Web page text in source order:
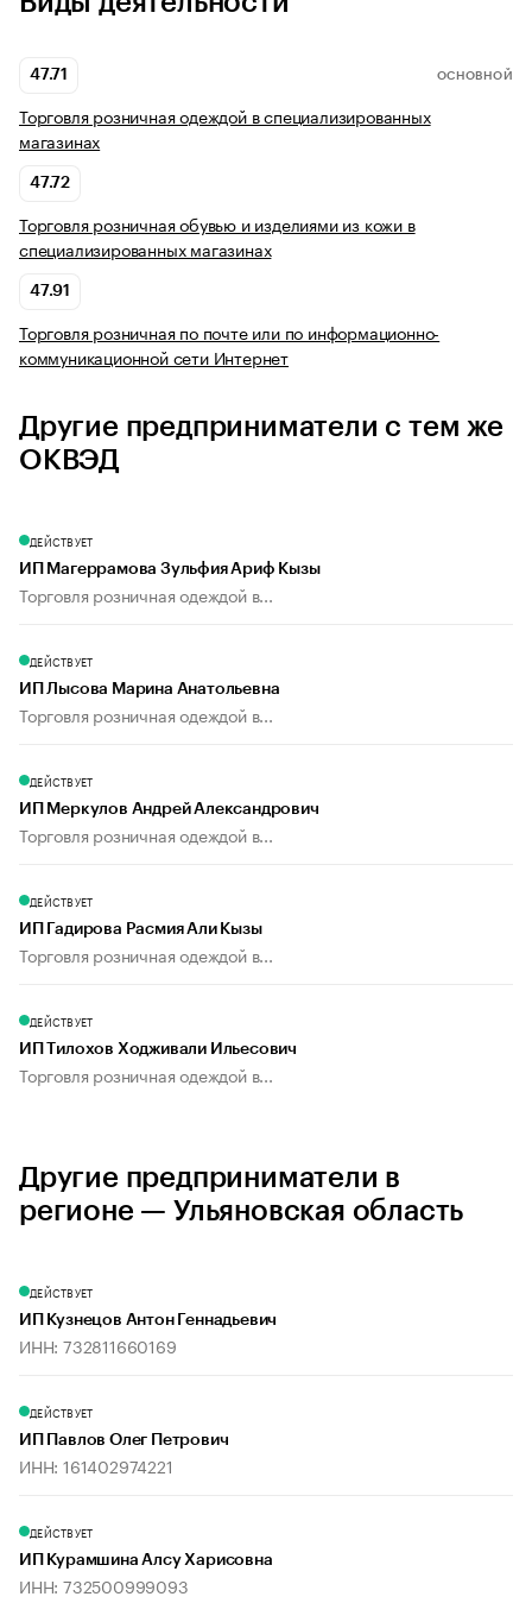
47.71 ОСНОВНОЙ
Торговля розничная одеждой в специализированных
магазинах
47.72
Торговля розничная обувью и изделиями из кожи в
специализированных магазинах
47.91
Торговля розничная по почте или по информационно-
коммуникационной сети Интернет
Другие предприниматели с тем же
ОКВЭД
ДЕЙСТВУЕТ
ИП Магеррамова Зульфия Ариф Кызы
Торговля розничная одеждой в...
ДЕЙСТВУЕТ
ИП Лысова Марина Анатольевна
Торговля розничная одеждой в...
ДЕЙСТВУЕТ
ИП Меркулов Андрей Александрович
Торговля розничная одеждой в...
ДЕЙСТВУЕТ
ИП Гадирова Расмия Али Кызы
Торговля розничная одеждой в...
ДЕЙСТВУЕТ
ИП Тилохов Ходживали Ильесович
Торговля розничная одеждой в...
Другие предприниматели в
регионе — Ульяновская область
ДЕЙСТВУЕТ
ИП Кузнецов Антон Геннадьевич
ИНН: 732811660169
ДЕЙСТВУЕТ
ИП Павлов Олег Петрович
ИНН: 161402974221
ДЕЙСТВУЕТ
ИП Курамшина Алсу Харисовна
ИНН: 732500999093